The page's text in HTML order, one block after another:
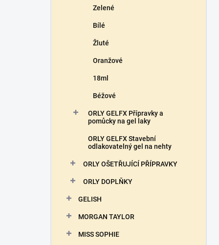
Zelené
Bílé
Žluté
Oranžové
18ml
Béžové
ORLY GELFX Přípravky a
pomůcky na gel laky
ORLY GELFX Stavební
odlakovatelný gel na nehty
ORLY OŠETŘUJÍCÍ PŘÍPRAVKY
ORLY DOPLŇKY
GELISH
MORGAN TAYLOR
MISS SOPHIE